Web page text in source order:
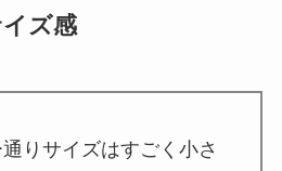
ズ感
りサイズはすごく小さ